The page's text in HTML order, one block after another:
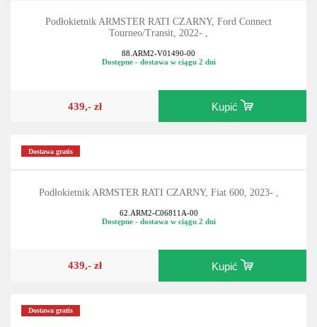
Podłokietnik ARMSTER RATI CZARNY, Ford Connect
Tourneo/Transit, 2022- ,
88.ARM2-V01490-00
Dostępne - dostawa w ciągu 2 dni
439,- zł Kupić
Dostawa gratis
Podłokietnik ARMSTER RATI CZARNY, Fiat 600, 2023- ,
62.ARM2-C06811A-00
Dostępne - dostawa w ciągu 2 dni
439,- zł Kupić
Dostawa gratis